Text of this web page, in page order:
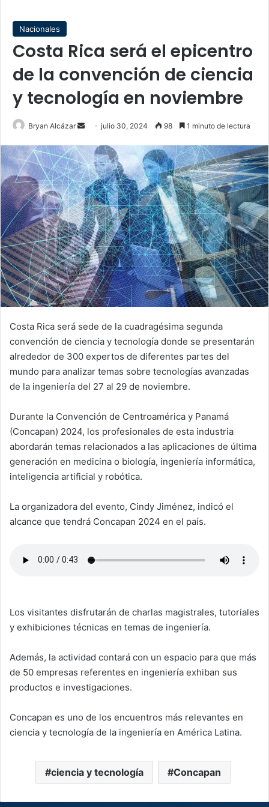
Nacionales
Costa Rica será el epicentro
de la convención de ciencia
y tecnología en noviembre
Bryan Alcázar
Send
email
julio 30, 2024 98 1 minuto de lectura
Costa Rica será sede de la cuadragésima segunda
convención de ciencia y tecnología donde se presentarán
alrededor de 300 expertos de diferentes partes del
mundo para analizar temas sobre tecnologías avanzadas
de la ingeniería del 27 al 29 de noviembre.
Durante la Convención de Centroamérica y Panamá
(Concapan) 2024, los profesionales de esta industria
abordarán temas relacionados a las aplicaciones de última
generación en medicina o biología, ingeniería informática,
inteligencia artificial y robótica.
La organizadora del evento, Cindy Jiménez, indicó el
alcance que tendrá Concapan 2024 en el país.
Los visitantes disfrutarán de charlas magistrales, tutoriales
y exhibiciones técnicas en temas de ingeniería.
Además, la actividad contará con un espacio para que más
de 50 empresas referentes en ingeniería exhiban sus
productos e investigaciones.
Concapan es uno de los encuentros más relevantes en
ciencia y tecnología de la ingeniería en América Latina.
ciencia y tecnología Concapan